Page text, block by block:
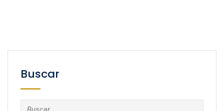
Buscar
Buscar: